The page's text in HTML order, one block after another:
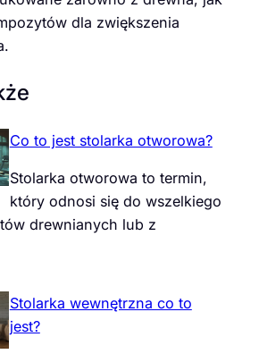
dla zwiększenia
Co to jest stolarka otworowa?
Stolarka otworowa to termin,
który odnosi się do wszelkiego
drewnianych lub z
Stolarka wewnętrzna co to
jest?